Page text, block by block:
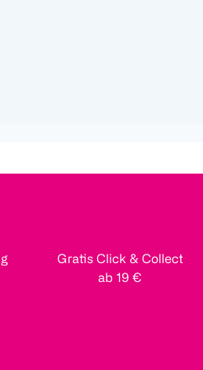
Gratis Click & Collect
ab 19 €